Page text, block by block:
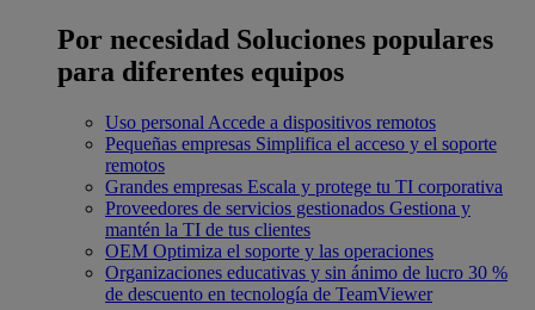
Por necesidad Soluciones populares
para diferentes equipos
Uso personal Accede a dispositivos remotos
Pequeñas empresas Simplifica el acceso y el soporte
remotos
Grandes empresas Escala y protege tu TI corporativa
Proveedores de servicios gestionados Gestiona y
mantén la TI de tus clientes
OEM Optimiza el soporte y las operaciones
Organizaciones educativas y sin ánimo de lucro 30 %
de descuento en tecnología de TeamViewer